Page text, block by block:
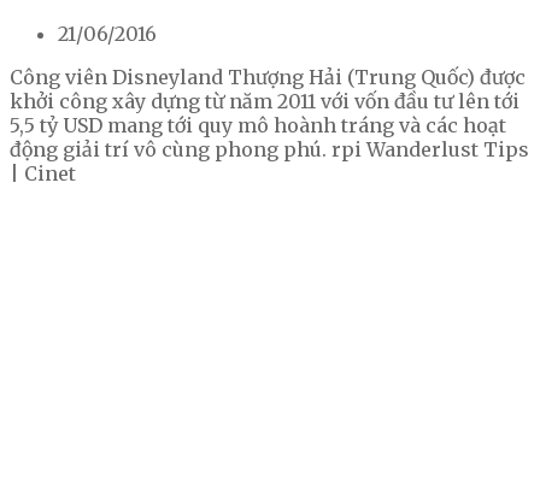
21/06/2016
Công viên Disneyland Thượng Hải (Trung Quốc) được
khởi công xây dựng từ năm 2011 với vốn đầu tư lên tới
5,5 tỷ USD mang tới quy mô hoành tráng và các hoạt
động giải trí vô cùng phong phú. rpi Wanderlust Tips
| Cinet